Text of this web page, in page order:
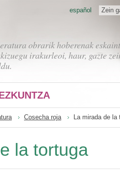
obrarik hoberenak
irakurleoi, haur, gazte
Zein
español
Cosecha roja La mirada de la
la tortuga